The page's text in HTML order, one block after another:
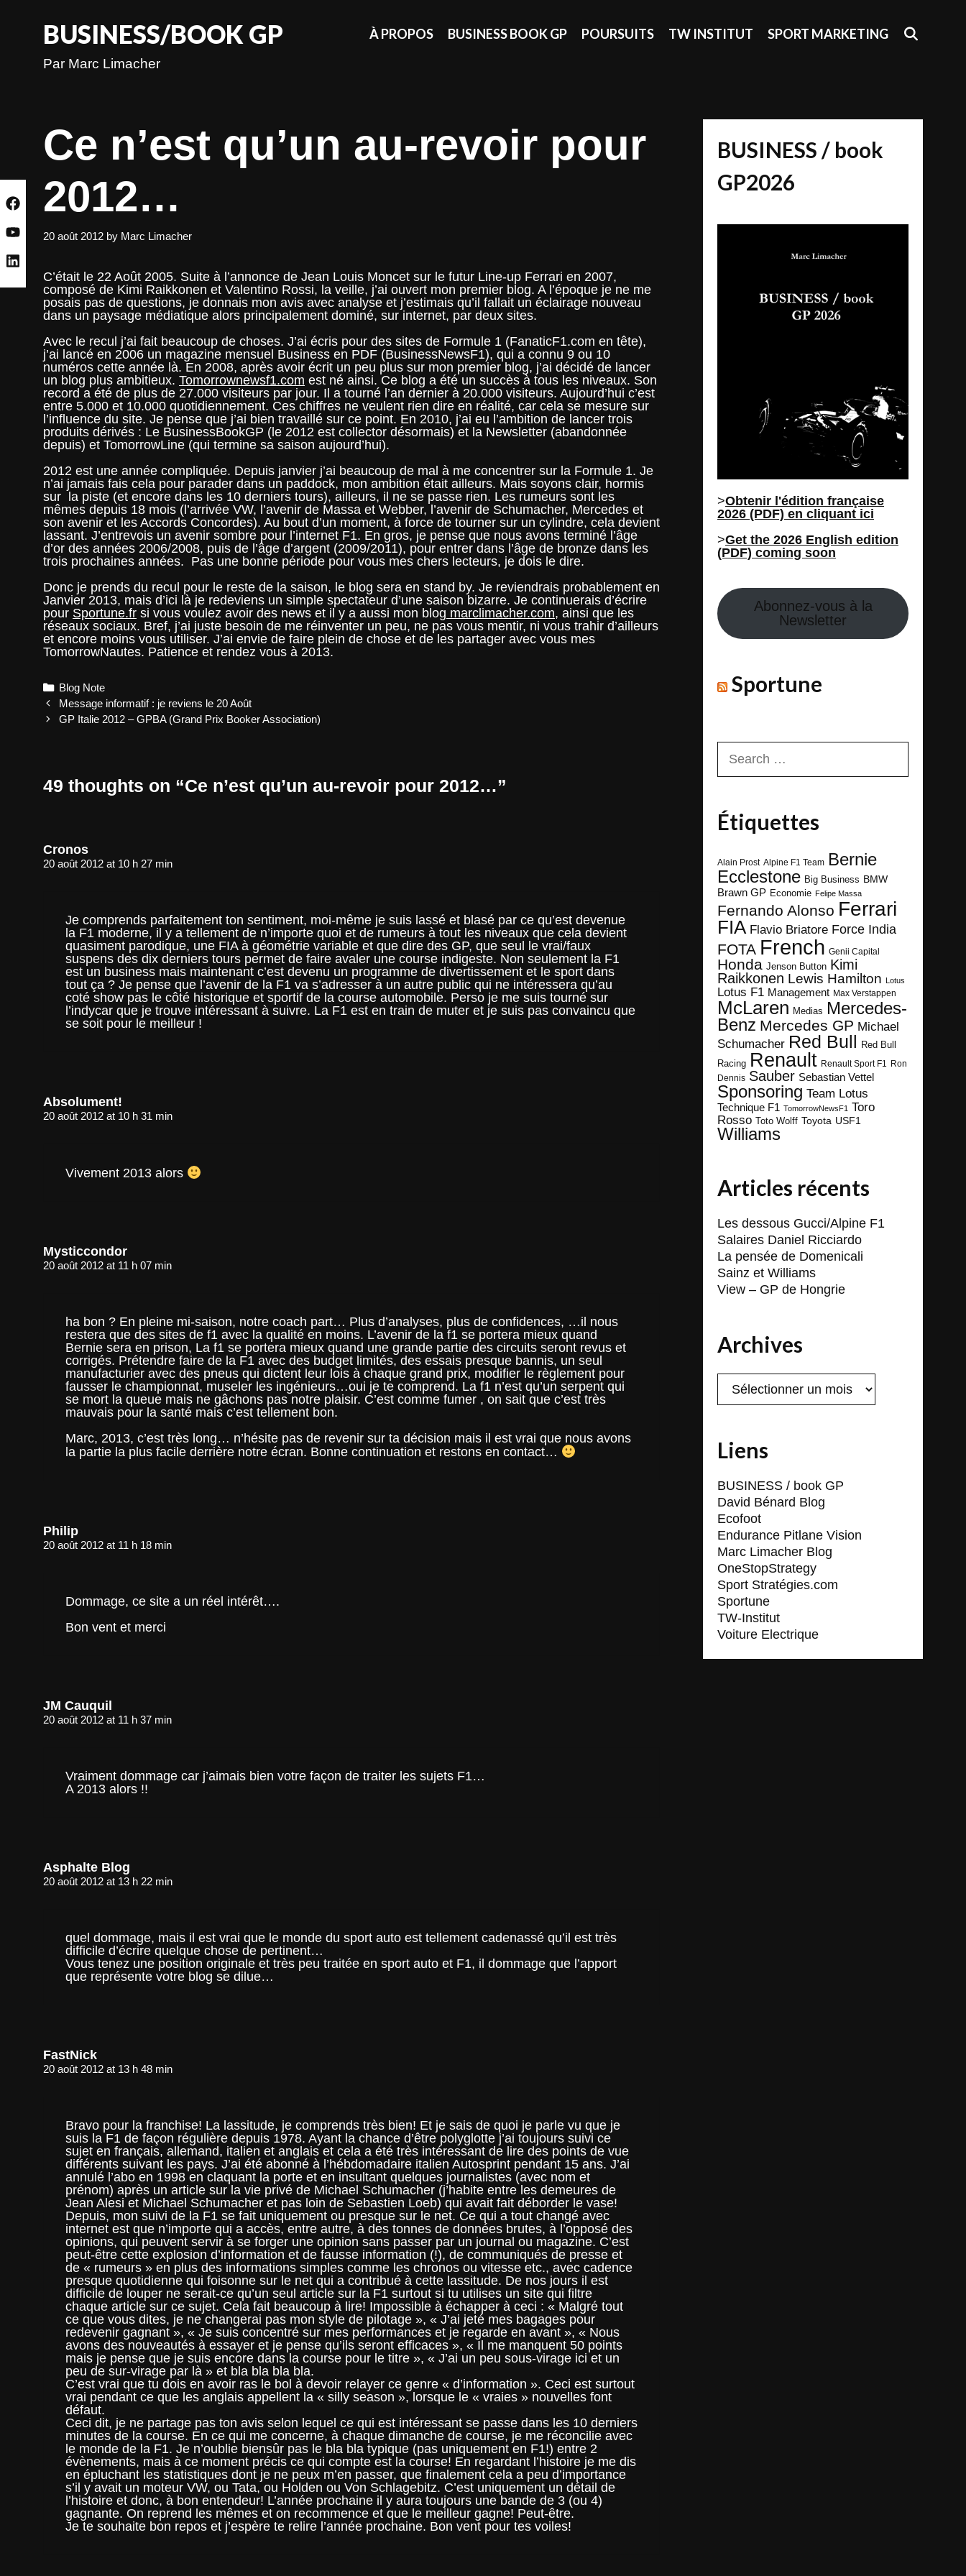
BUSINESS/BOOK GP
Par Marc Limacher
À PROPOS BUSINESS BOOK GP POURSUITS TW INSTITUT SPORT MARKETING
Ce n’est qu’un au-revoir pour
2012…
20 août 2012 by Marc Limacher
C’était le 22 Août 2005. Suite à l’annonce de Jean Louis Moncet sur le futur Line-up Ferrari en 2007,
composé de Kimi Raikkonen et Valentino Rossi, la veille, j’ai ouvert mon premier blog. A l’époque je ne me
posais pas de questions, je donnais mon avis avec analyse et j’estimais qu’il fallait un éclairage nouveau
dans un paysage médiatique alors principalement dominé, sur internet, par deux sites.
Avec le recul j’ai fait beaucoup de choses. J’ai écris pour des sites de Formule 1 (FanaticF1.com en tête),
j’ai lancé en 2006 un magazine mensuel Business en PDF (BusinessNewsF1), qui a connu 9 ou 10
numéros cette année là. En 2008, après avoir écrit un peu plus sur mon premier blog, j’ai décidé de lancer
un blog plus ambitieux. Tomorrownewsf1.com est né ainsi. Ce blog a été un succès à tous les niveaux. Son
record a été de plus de 27.000 visiteurs par jour. Il a tourné l’an dernier à 20.000 visiteurs. Aujourd’hui c’est
entre 5.000 et 10.000 quotidiennement. Ces chiffres ne veulent rien dire en réalité, car cela se mesure sur
l’influence du site. Je pense que j’ai bien travaillé sur ce point. En 2010, j’ai eu l’ambition de lancer trois
produits dérivés : Le BusinessBookGP (le 2012 est collector désormais) et la Newsletter (abandonnée
depuis) et TomorrowLine (qui termine sa saison aujourd’hui).
2012 est une année compliquée. Depuis janvier j’ai beaucoup de mal à me concentrer sur la Formule 1. Je
n’ai jamais fais cela pour parader dans un paddock, mon ambition était ailleurs. Mais soyons clair, hormis
sur la piste (et encore dans les 10 derniers tours), ailleurs, il ne se passe rien. Les rumeurs sont les
mêmes depuis 18 mois (l’arrivée VW, l’avenir de Massa et Webber, l’avenir de Schumacher, Mercedes et
son avenir et les Accords Concordes). Au bout d’un moment, à force de tourner sur un cylindre, cela devient
lassant. J’entrevois un avenir sombre pour l’internet F1. En gros, je pense que nous avons terminé l’âge
d’or des années 2006/2008, puis de l’âge d’argent (2009/2011), pour entrer dans l’âge de bronze dans les
trois prochaines années. Pas une bonne période pour vous mes chers lecteurs, je dois le dire.
Donc je prends du recul pour le reste de la saison, le blog sera en stand by. Je reviendrais probablement en
Janvier 2013, mais d’ici là je redeviens un simple spectateur d’une saison bizarre. Je continuerais d’écrire
pour Sportune.fr si vous voulez avoir des news et il y a aussi mon blog marclimacher.com, ainsi que les
réseaux sociaux. Bref, j’ai juste besoin de me réinventer un peu, ne pas vous mentir, ni vous trahir d’ailleurs
et encore moins vous utiliser. J’ai envie de faire plein de chose et de les partager avec vous mes
TomorrowNautes. Patience et rendez vous à 2013.
Categories
Blog Note
Post
navigation
Message informatif : je reviens le 20 Août
GP Italie 2012 – GPBA (Grand Prix Booker Association)
49 thoughts on “Ce n’est qu’un au-revoir pour 2012…”
Cronos
20 août 2012 at 10 h 27 min
Je comprends parfaitement ton sentiment, moi-même je suis lassé et blasé par ce qu’est devenue
la F1 moderne, il y a tellement de n’importe quoi et de rumeurs à tout les niveaux que cela devient
quasiment parodique, une FIA à géométrie variable et que dire des GP, que seul le vrai/faux
suspens des dix derniers tours permet de faire avaler une course indigeste. Non seulement la F1
est un business mais maintenant c’est devenu un programme de divertissement et le sport dans
tout ça ? Je pense que l’avenir de la F1 va s’adresser à un autre public qui ne intéressera qu’au
coté show pas le côté historique et sportif de la course automobile. Perso je me suis tourné sur
l’indycar que je trouve intéressant à suivre. La F1 est en train de muter et je suis pas convaincu que
se soit pour le meilleur !
Absolument!
20 août 2012 at 10 h 31 min
Vivement 2013 alors
Mysticcondor
20 août 2012 at 11 h 07 min
ha bon ? En pleine mi-saison, notre coach part… Plus d’analyses, plus de confidences, …il nous
restera que des sites de f1 avec la qualité en moins. L’avenir de la f1 se portera mieux quand
Bernie sera en prison, La f1 se portera mieux quand une grande partie des circuits seront revus et
corrigés. Prétendre faire de la F1 avec des budget limités, des essais presque bannis, un seul
manufacturier avec des pneus qui dictent leur lois à chaque grand prix, modifier le règlement pour
fausser le championnat, museler les ingénieurs…oui je te comprend. La f1 n’est qu’un serpent qui
se mort la queue mais ne gâchons pas notre plaisir. C’est comme fumer , on sait que c’est très
mauvais pour la santé mais c’est tellement bon.
Marc, 2013, c’est très long… n’hésite pas de revenir sur ta décision mais il est vrai que nous avons
la partie la plus facile derrière notre écran. Bonne continuation et restons en contact…
Philip
20 août 2012 at 11 h 18 min
Dommage, ce site a un réel intérêt….
Bon vent et merci
JM Cauquil
20 août 2012 at 11 h 37 min
Vraiment dommage car j’aimais bien votre façon de traiter les sujets F1…
A 2013 alors !!
Asphalte Blog
20 août 2012 at 13 h 22 min
quel dommage, mais il est vrai que le monde du sport auto est tellement cadenassé qu’il est très
difficile d’écrire quelque chose de pertinent…
Vous tenez une position originale et très peu traitée en sport auto et F1, il dommage que l’apport
que représente votre blog se dilue…
FastNick
20 août 2012 at 13 h 48 min
Bravo pour la franchise! La lassitude, je comprends très bien! Et je sais de quoi je parle vu que je
suis la F1 de façon régulière depuis 1978. Ayant la chance d’être polyglotte j’ai toujours suivi ce
sujet en français, allemand, italien et anglais et cela a été très intéressant de lire des points de vue
différents suivant les pays. J’ai été abonné à l’hébdomadaire italien Autosprint pendant 15 ans. J’ai
annulé l’abo en 1998 en claquant la porte et en insultant quelques journalistes (avec nom et
prénom) après un article sur la vie privé de Michael Schumacher (j’habite entre les demeures de
Jean Alesi et Michael Schumacher et pas loin de Sebastien Loeb) qui avait fait déborder le vase!
Depuis, mon suivi de la F1 se fait uniquement ou presque sur le net. Ce qui a tout changé avec
internet est que n’importe qui a accès, entre autre, à des tonnes de données brutes, à l’opposé des
opinions, qui peuvent servir à se forger une opinion sans passer par un journal ou magazine. C’est
peut-être cette explosion d’information et de fausse information (!), de communiqués de presse et
de « rumeurs » en plus des informations simples comme les chronos ou vitesse etc., avec cadence
presque quotidienne qui foisonne sur le net qui a contribué à cette lassitude. De nos jours il est
difficile de louper ne serait-ce qu’un seul article sur la F1 surtout si tu utilises un site qui filtre
chaque article sur ce sujet. Cela fait beaucoup à lire! Impossible à échapper à ceci : « Malgré tout
ce que vous dites, je ne changerai pas mon style de pilotage », « J’ai jeté mes bagages pour
redevenir gagnant », « Je suis concentré sur mes performances et je regarde en avant », « Nous
avons des nouveautés à essayer et je pense qu’ils seront efficaces », « Il me manquent 50 points
mais je pense que je suis encore dans la course pour le titre », « J’ai un peu sous-virage ici et un
peu de sur-virage par là » et bla bla bla bla.
C’est vrai que tu dois en avoir ras le bol à devoir relayer ce genre « d’information ». Ceci est surtout
vrai pendant ce que les anglais appellent la « silly season », lorsque le « vraies » nouvelles font
défaut.
Ceci dit, je ne partage pas ton avis selon lequel ce qui est intéressant se passe dans les 10 derniers
minutes de la course. En ce qui me concerne, à chaque dimanche de course, je me réconcilie avec
le monde de la F1. Je n’oublie biensûr pas le bla bla typique (pas uniquement en F1!) entre 2
évènements, mais à ce moment précis ce qui compte est la course! En regardant l’histoire je me dis
en épluchant les statistiques dont je ne peux m’en passer, que finalement cela a peu d’importance
s’il y avait un moteur VW, ou Tata, ou Holden ou Von Schlagebitz. C’est uniquement un détail de
l’histoire et donc, à bon entendeur! L’année prochaine il y aura toujours une bande de 3 (ou 4)
gagnante. On reprend les mêmes et on recommence et que le meilleur gagne! Peut-être.
Je te souhaite bon repos et j’espère te relire l’année prochaine. Bon vent pour tes voiles!
BUSINESS / book
GP2026
>Obtenir l'édition française
2026 (PDF) en cliquant ici
>Get the 2026 English edition
(PDF) coming soon
Abonnez-vous à la
Newsletter
Sportune
Search
for:
Étiquettes
Alain Prost Alpine F1 Team Bernie
Ecclestone Big Business BMW
Brawn GP Economie Felipe Massa
Fernando Alonso Ferrari
FIA Flavio Briatore Force India
FOTA French Genii Capital
Honda Jenson Button Kimi
Raikkonen Lewis Hamilton Lotus
Lotus F1 Management Max Verstappen
McLaren Medias Mercedes-
Benz Mercedes GP Michael
Schumacher Red Bull
Red Bull
Racing Renault Renault Sport F1
Ron
Dennis Sauber Sebastian Vettel
Sponsoring Team Lotus
Technique F1 TomorrowNewsF1 Toro
Rosso Toto Wolff Toyota USF1
Williams
Articles récents
Les dessous Gucci/Alpine F1
Salaires Daniel Ricciardo
La pensée de Domenicali
Sainz et Williams
View – GP de Hongrie
Archives
Archives
Liens
BUSINESS / book GP
David Bénard Blog
Ecofoot
Endurance Pitlane Vision
Marc Limacher Blog
OneStopStrategy
Sport Stratégies.com
Sportune
TW-Institut
Voiture Electrique